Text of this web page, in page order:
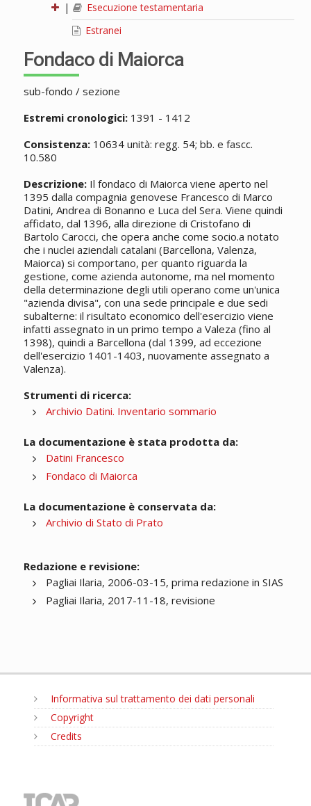
|
Esecuzione testamentaria
Estranei
Fondaco di Maiorca
sub-fondo / sezione
Estremi cronologici:1391 - 1412
Consistenza:10634 unità: regg. 54; bb. e fascc.
10.580
Descrizione:Il fondaco di Maiorca viene aperto nel
1395 dalla compagnia genovese Francesco di Marco
Datini, Andrea di Bonanno e Luca del Sera. Viene quindi
affidato, dal 1396, alla direzione di Cristofano di
Bartolo Carocci, che opera anche come socio.a notato
che i nuclei aziendali catalani (Barcellona, Valenza,
Maiorca) si comportano, per quanto riguarda la
gestione, come azienda autonome, ma nel momento
della determinazione degli utili operano come un'unica
"azienda divisa", con una sede principale e due sedi
subalterne: il risultato economico dell'esercizio viene
infatti assegnato in un primo tempo a Valeza (fino al
1398), quindi a Barcellona (dal 1399, ad eccezione
dell'esercizio 1401-1403, nuovamente assegnato a
Valenza).
Strumenti di ricerca:
Archivio Datini. Inventario sommario
La documentazione è stata prodotta da:
Datini Francesco
Fondaco di Maiorca
La documentazione è conservata da:
Archivio di Stato di Prato
Redazione e revisione:
Pagliai Ilaria, 2006-03-15, prima redazione in SIAS
Pagliai Ilaria, 2017-11-18, revisione
Informativa sul trattamento dei dati personali
Copyright
Credits